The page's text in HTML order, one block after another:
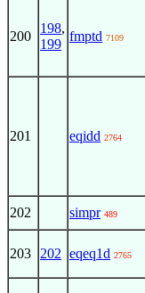
200
198,
199
fmptd 7109
201 eqidd 2764
202 simpr 489
203 202 eqeq1d 2765